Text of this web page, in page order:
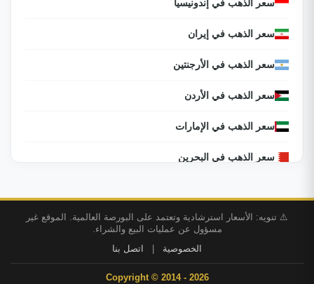
سعر الذهب في إندونيسيا
سعر الذهب في إيران
سعر الذهب في الأرجنتين
سعر الذهب في الأردن
سعر الذهب في الإمارات
سعر الذهب في البحرين
سعر الذهب في البوسنة والهرسك
سعر الذهب في التشيك
سعر الذهب في الجزائر
⚠️ تنويه: الأسعار استرشادية وتعتمد على البورصة العالمية. الموقع غير
مسؤول عن عمليات البيع والشراء.
الخصوصية
اتصل بنا
Copyright © 2014 - 2026